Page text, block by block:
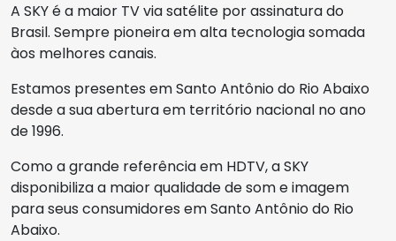
A SKY é a maior TV via satélite por assinatura do
Brasil. Sempre pioneira em alta tecnologia somada
àos melhores canais.
Estamos presentes em Santo Antônio do Rio Abaixo
desde a sua abertura em território nacional no ano
de 1996.
Como a grande referência em HDTV, a SKY
disponibiliza a maior qualidade de som e imagem
para seus consumidores em Santo Antônio do Rio
Abaixo.